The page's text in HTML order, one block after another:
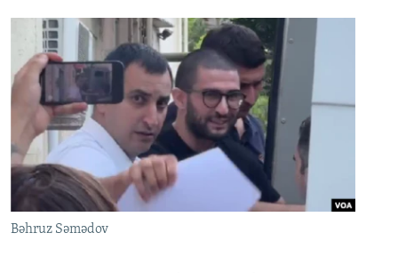
Bəhruz Səmədov